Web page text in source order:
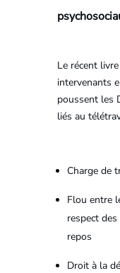
Le récent
intervenants
poussent les
liés au
Charge de
Flou entre
respect
repos
Droit à la